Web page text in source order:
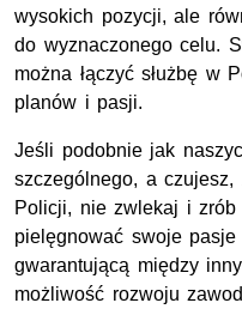
wysokich pozycji, ale
do wyznaczonego celu.
można łączyć służbę w
planów i pasji.
Jeśli podobnie jak
szczególnego, a
Policji, nie zwlekaj i zrób
pielęgnować swoje
gwarantującą między
możliwość rozwoju